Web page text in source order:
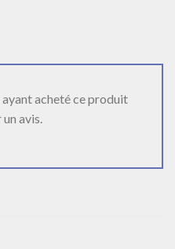
acheté ce produit
avis.